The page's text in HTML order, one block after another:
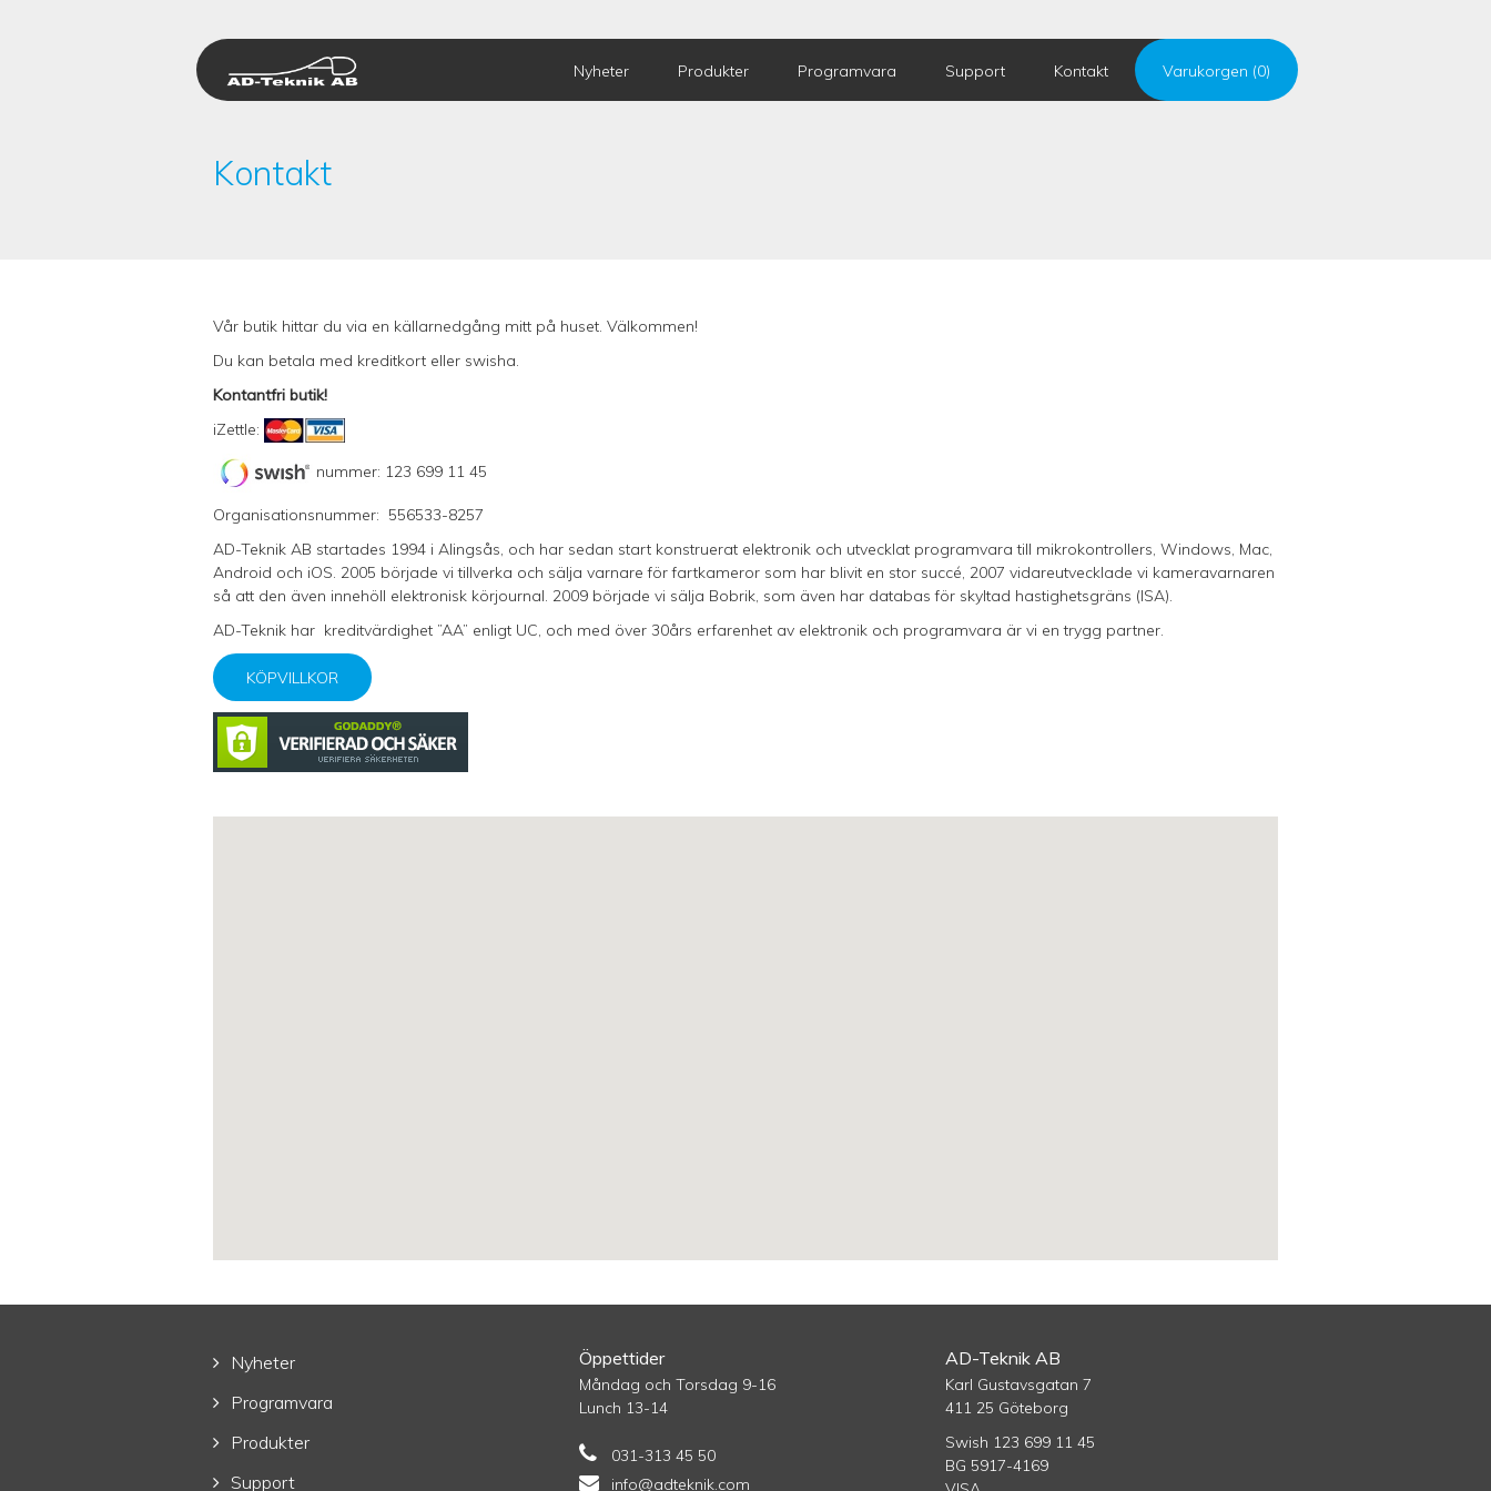
Nyheter Produkter Programvara Support Kontakt Varukorgen (0)
Kontakt
Vår butik hittar du via en källarnedgång mitt på huset. Välkommen!
Du kan betala med kreditkort eller swisha.
Kontantfri butik!
iZettle:
nummer: 123 699 11 45
Organisationsnummer: 556533-8257
AD-Teknik AB startades 1994 i Alingsås, och har sedan start konstruerat elektronik och utvecklat programvara till mikrokontrollers, Windows, Mac,
Android och iOS. 2005 började vi tillverka och sälja varnare för fartkameror som har blivit en stor succé, 2007 vidareutvecklade vi kameravarnaren
så att den även innehöll elektronisk körjournal. 2009 började vi sälja Bobrik, som även har databas för skyltad hastighetsgräns (ISA).
AD-Teknik har kreditvärdighet ”AA” enligt UC, och med över 30års erfarenhet av elektronik och programvara är vi en trygg partner.
KÖPVILLKOR
Nyheter
Programvara
Produkter
Support
Öppettider
Måndag och Torsdag 9-16
Lunch 13-14
031-313 45 50
info@adteknik.com
AD-Teknik AB
Karl Gustavsgatan 7
411 25 Göteborg
Swish 123 699 11 45
BG 5917-4169